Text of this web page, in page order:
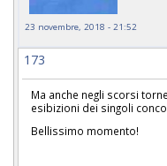
23 novembre, 2018 - 21:52
173
Ma anche negli scorsi
esibizioni dei singoli
Bellissimo momento!